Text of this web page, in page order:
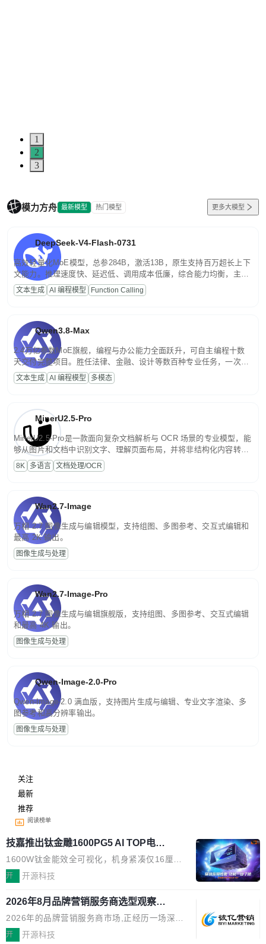
1
2
3
模力方舟 最新模型 热门模型 更多大模型
DeepSeek-V4-Flash-0731
高效轻量化MoE模型，总参284B，激活13B，原生支持百万超长上下
文能力。推理速度快、延迟低、调用成本低廉，综合能力均衡，主打
高并发、轻量化任务，适合日常对话、内容创作、基础 RAG、批量
文案处理等普惠刚需场景。
文本生成 AI 编程模型 Function Calling
Qwen3.8-Max
2.4万亿参数MoE旗舰，编程与办公能力全面跃升，可自主编程十数
天交付完整项目。胜任法律、金融、设计等数百种专业任务，一次对
话端到端交付生产级成果。原生视觉理解贯穿规划、执行与验证全流
程，支持超长文档与长视频的深度语义解析。长程任务中自主规划与
文本生成 AI 编程模型 多模态
MinerU2.5-Pro
MinerU2.5-Pro是一款面向复杂文档解析与 OCR 场景的专业模型，能
够从图片和文档中识别文字、理解页面布局，并将非结构化内容转换
为便于存储、检索和二次处理的结构化结果。
8K 多语言 文档处理/OCR
Wan2.7-Image
万相 2.7 图像生成与编辑模型，支持组图、多图参考、交互式编辑和
最高 2K 输出。
图像生成与处理
Wan2.7-Image-Pro
万相 2.7 图像生成与编辑旗舰版，支持组图、多图参考、交互式编辑
和最高 4K 输出。
图像生成与处理
Qwen-Image-2.0-Pro
Qwen-Image-2.0 满血版，支持图片生成与编辑、专业文字渲染、多
图参考和高分辨率输出。
图像生成与处理
关注
最新
推荐
阅读榜单
技嘉推出钛金雕1600PG5 AI TOP电
源：为发烧级主机与本地AI算力打造旗
舰供电方案
1600W钛金能效全可视化，机身紧凑仅16厘米
继2026台北电脑展首度亮相后，技嘉科技近日正
电源专为发烧级DIY主机与本地AI算力平台打
造，整机长度仅16厘米，提供1600W额定功率
与80PLUS钛金能效；支持ATX 3.1与PCIe 5.1
开 开源科技
2026年8月品牌营销服务商选型观察：
从流量思维到品牌资产思维的范式转移
2026年的品牌营销服务商市场,正经历一场深刻
的价值重构。全球全案品牌代理机构市场从2025
开 开源科技